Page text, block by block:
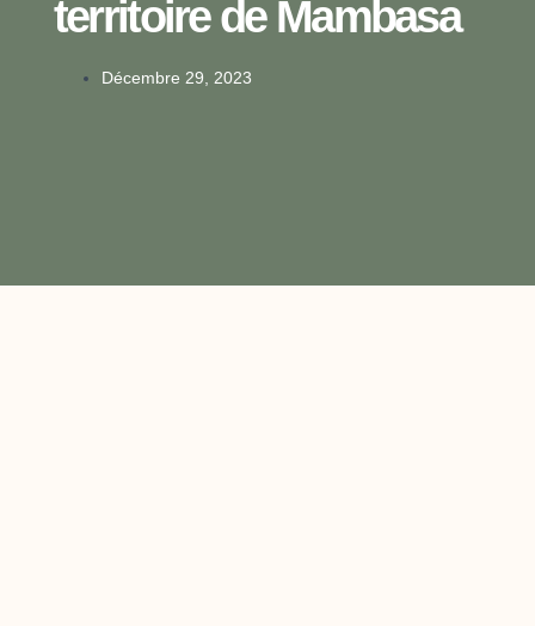
territoire de Mambasa
Décembre 29, 2023